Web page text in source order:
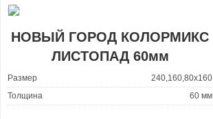
НОВЫЙ ГОРОД КОЛОРМИКС
ЛИСТОПАД 60мм
Размер
240,160,80x160
Толщина
60 мм